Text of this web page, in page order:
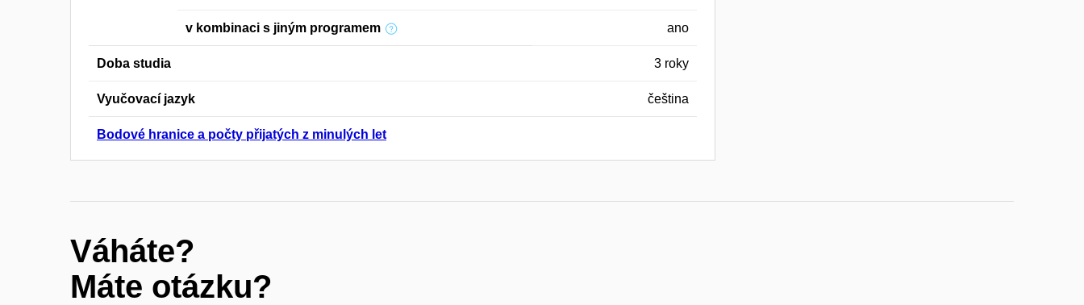
v kombinaci s jiným programem ano
Doba studia 3 roky
Vyučovací jazyk čeština
Bodové hranice a počty přijatých z minulých let
Váháte?
Máte otázku?